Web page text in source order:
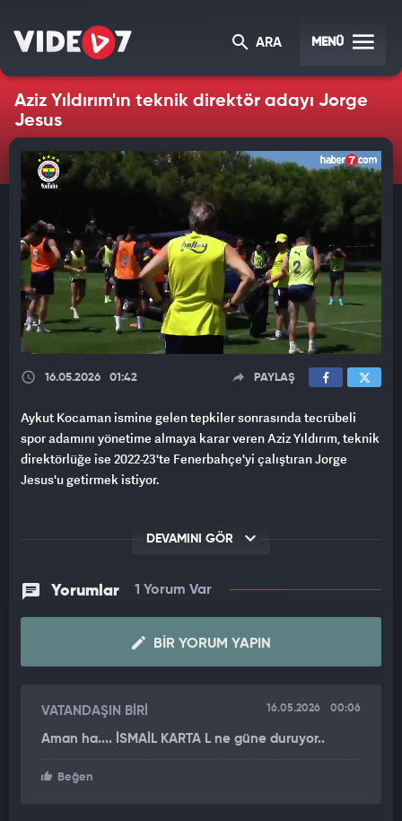
ARA MENÜ
Aziz Yıldırım'ın teknik direktör adayı Jorge
Jesus
16.05.2026 01:42 PAYLAŞ
Aykut Kocaman ismine gelen tepkiler sonrasında tecrübeli
spor adamını yönetime almaya karar veren Aziz Yıldırım, teknik
direktörlüğe ise 2022-23'te Fenerbahçe'yi çalıştıran Jorge
Jesus'u getirmek istiyor.
DEVAMINI GÖR
Yorumlar 1 Yorum Var
BIR YORUM YAPIN
VATANDAŞIN BİRİ 16.05.2026 00:06
Aman ha.... İSMAİL KARTA L ne güne duruyor..
Beğen